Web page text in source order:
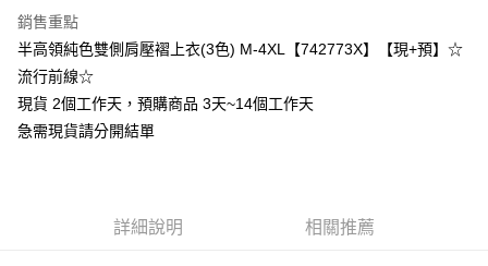
Google Pay
全支付
大哥付你分期
2.付款方式選擇「大哥付你分期」，訂單成立後會自動跳轉到大哥付的交易
銷售重點
半高領純色雙側肩壓褶上衣(3色) M-4XL【742773X】【現+預】☆
流行前線☆
現貨 2個工作天，預購商品 3天~14個工作天
急需現貨請分開結單
詳細說明 相關推薦